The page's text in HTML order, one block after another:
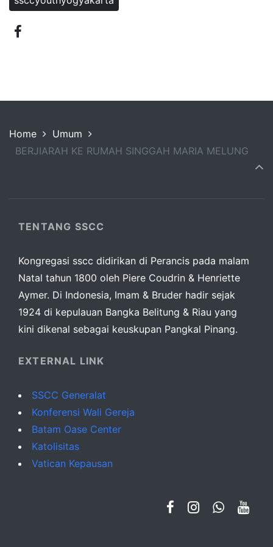
Home
Umum
BERJIARAH KE RUMAH SINGGAH MARIA MELUNG
TENTANG SSCC
Kongregasi sscc didirikan di Perancis pada malam
Natal tahun 1800 oleh Piere Coudrin & Henriette
Aymer. Di Indonesia, Imam & Bruder hadir sejak
1924 di kepulauan Bangka Belitung & Riau yang
kini dikenal sebagai keuskupan Pangkal Pinang.
EXTERNAL LINK
SSCC Generalat
Konferensi Wali Gereja
Batam Oase Center
Katolisitas
Vatican Kepausan